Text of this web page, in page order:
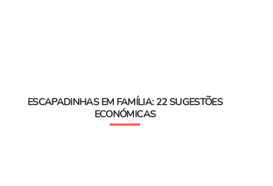
ESCAPADINHAS EM FAMÍLIA: 22 SUGESTÕES
ECONÓMICAS